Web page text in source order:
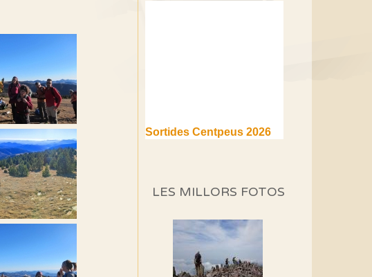
(1a part)
Si no podem caminar,
alguna cosa hem de fer...
Els Centpeus signen el
LES MILLORS FOTOS